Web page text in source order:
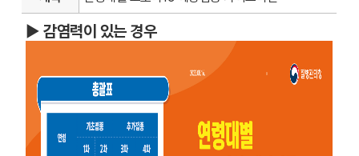
►감염력이 있는 경우